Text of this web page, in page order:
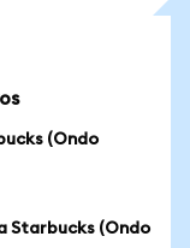
(Ondo
Starbucks (Ondo